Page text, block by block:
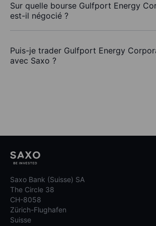
Sur quelle bourse Gulfport Energy
est-il négocié ?
Puis-je trader Gulfport Energy
avec Saxo ?
Saxo Bank (Suisse) SA
The Circle 38
CH-8058
Zürich-Flughafen
Suisse